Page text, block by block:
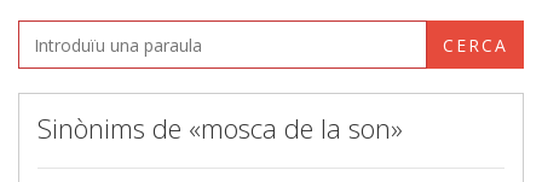
CERCA
Sinònims de «mosca de la son»